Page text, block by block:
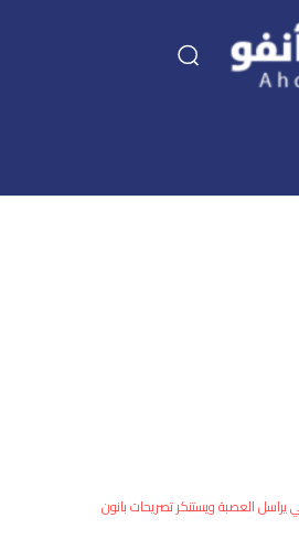
اقتصاد
العالم
العصبة ويستنكر تصريحات بانون